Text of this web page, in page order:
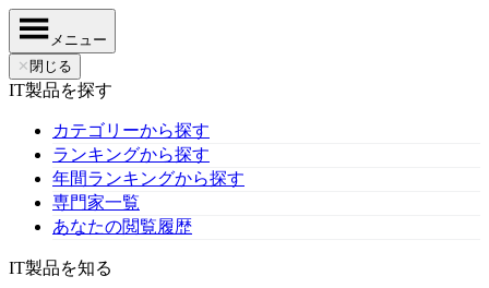
メニュー
✕ 閉じる
IT製品を探す
カテゴリーから探す
ランキングから探す
年間ランキングから探す
専門家一覧
あなたの閲覧履歴
IT製品を知る